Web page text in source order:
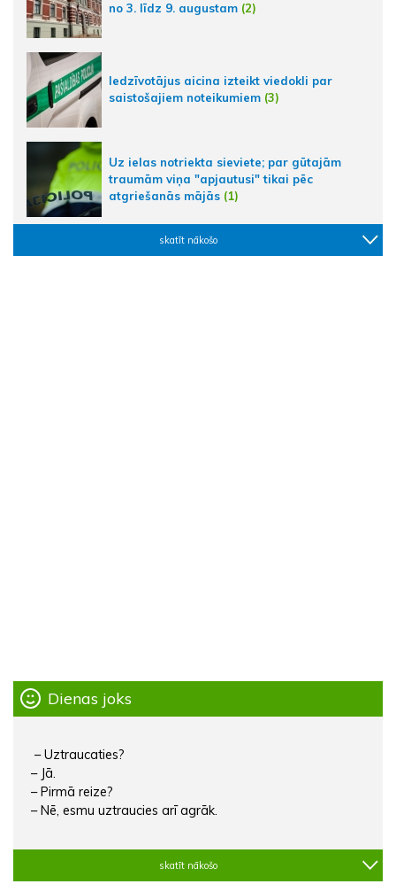
no 3. līdz 9. augustam (2)
Iedzīvotājus aicina izteikt viedokli par
saistošajiem noteikumiem (3)
Uz ielas notriekta sieviete; par gūtajām
traumām viņa "apjautusi" tikai pēc
atgriešanās mājās (1)
skatīt nākošo
Dienas joks
– Uztraucaties?
– Jā.
– Pirmā reize?
– Nē, esmu uztraucies arī agrāk.
skatīt nākošo